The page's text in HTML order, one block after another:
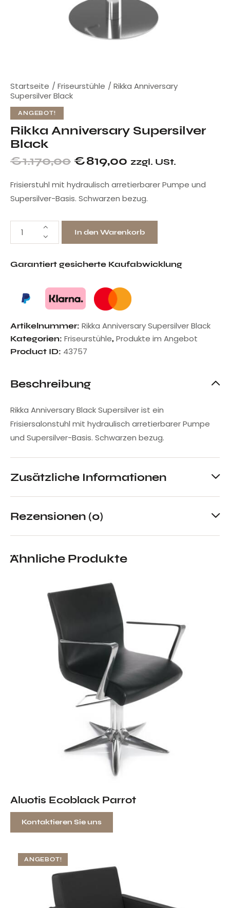
Startseite Friseurstühle
Rikka Anniversary
Supersilver Black
ANGEBOT!
Rikka Anniversary Supersilver
Black
€1.170,00 €819,00 zzgl. USt.
Frisierstuhl mit hydraulisch arretierbarer Pumpe und
Supersilver-Basis. Schwarzen bezug.
In den Warenkorb
Garantiert gesicherte Kaufabwicklung
Artikelnummer: Rikka Anniversary Supersilver Black
Kategorien: Friseurstühle, Produkte im Angebot
Product ID: 43757
Beschreibung
Rikka Anniversary Black Supersilver ist ein
Frisiersalonstuhl mit hydraulisch arretierbarer Pumpe
und Supersilver-Basis. Schwarzen bezug.
Zusätzliche Informationen
Rezensionen (0)
Ähnliche Produkte
Aluotis Ecoblack Parrot
Kontaktieren Sie uns
ANGEBOT!